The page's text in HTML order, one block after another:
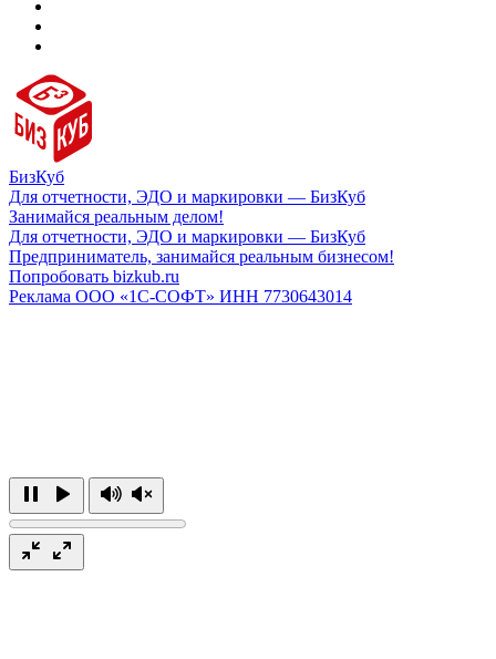
БизКуб
Для отчетности, ЭДО и маркировки — БизКуб
Занимайся реальным делом!
Для отчетности, ЭДО и маркировки — БизКуб
Предприниматель, занимайся реальным бизнесом!
Попробовать bizkub.ru
Реклама ООО «1С-СОФТ» ИНН 7730643014